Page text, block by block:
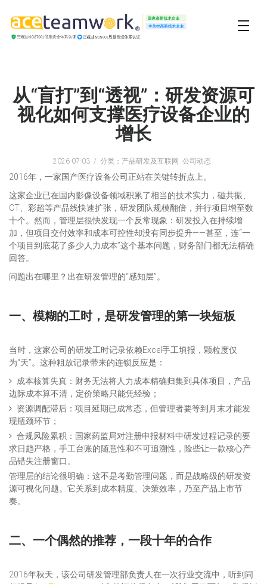
从“盲打”到“透视”：研发资源可
视化如何支撑医疗设备企业的
增长
2026-07-03 分类：产品研发及互联网 公司动态
2016年，一家国产医疗设备公司正站在关键转折点上。
这家企业已在国内影像设备领域积累了相当的技术实力，磁共振、
CT、彩超等产品线快速扩张，研发团队规模翻倍，并行项目增至数
十个。然而，管理层很快发现一个反常现象：研发投入在持续增
加，但项目交付效率和成本可控性却没有同步提升——甚至，连“一
个项目到底花了多少人力成本”这个基本问题，财务部门都无法精确
回答。
问题出在哪里？出在研发管理的“感知层”。
一、模糊的工时，是研发管理的第一块短板
当时，这家公司的研发工时记录依赖Excel手工填报，颗粒度仅
为“天”。这种粗放记录带来的连锁反应是：
成本核算失真：财务无法将人力成本精确归集到具体项目，产品
边际成本算不清，定价策略只能凭经验；
资源调配滞后：项目延期已成常态，但管理者要等到月末才能发
现瓶颈环节；
合规风险累积：国家药监局对注册申报材料中研发过程记录的要
求日趋严格，手工台账的随意性和不可追溯性，险些让一款核心产
品错失注册窗口。
管理层的结论很明确：这不是考勤管理问题，而是战略级的研发资
源可视化问题。它关系到成本精度、决策效率，乃至产品上市节
奏。
二、一个偶然的推荐，一段十年的合作
2016年秋天，该公司研发管理部负责人在一次行业交流中，听到同